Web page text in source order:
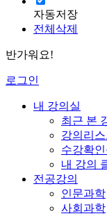
자동저장
전체삭제
반가워요!
로그인
내 강의실
최근 본
강의리스
수강확인
내 강의
전공강의
인문과학
사회과학